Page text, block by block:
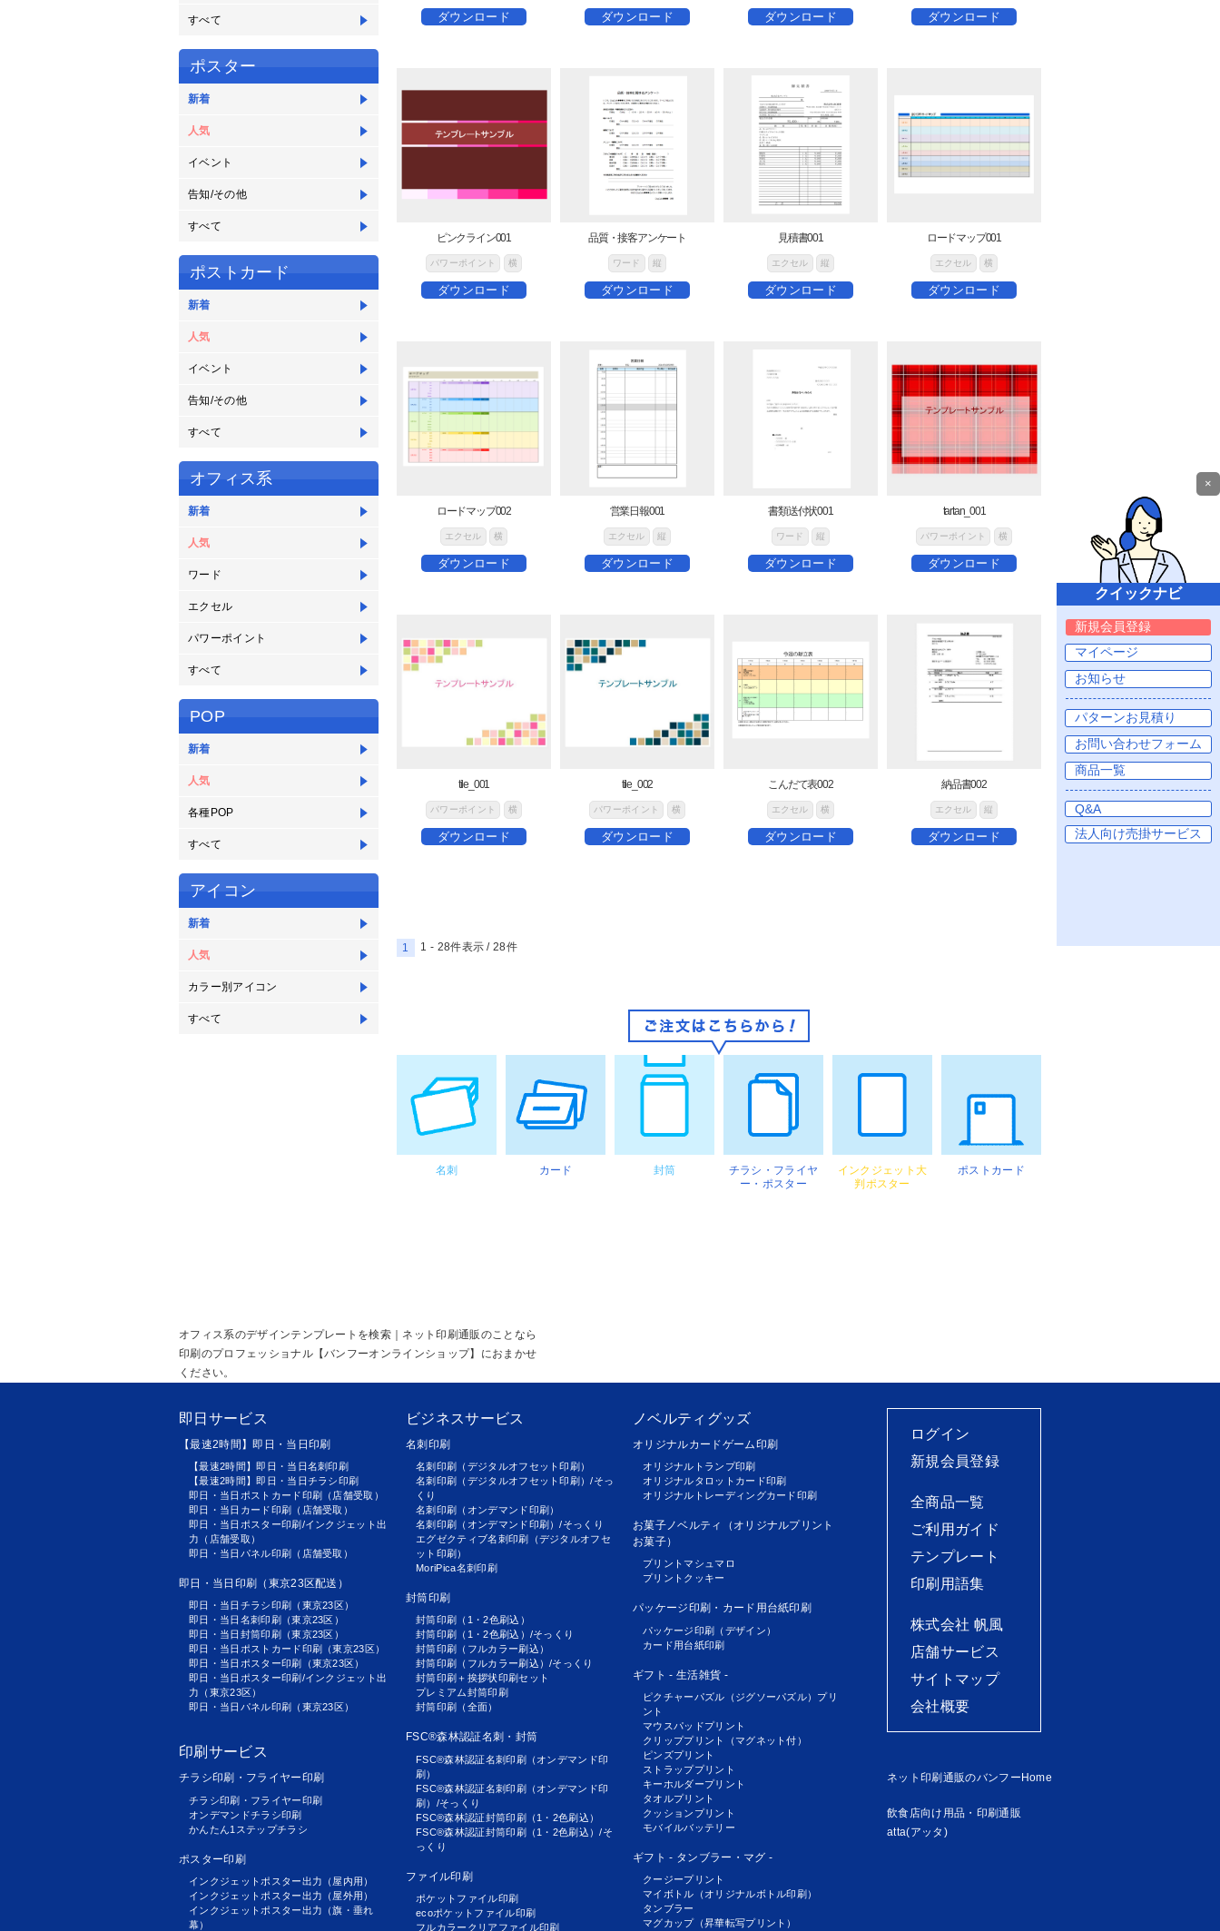
ダウンロード ダウンロード ダウンロード ダウンロード
ピンクライン001
パワーポイント 横
ダウンロード
品質・接客アンケート
ワード 縦
ダウンロード
見積書001
エクセル 縦
ダウンロード
ロードマップ001
エクセル 横
ダウンロード
ロードマップ002
エクセル 横
ダウンロード
営業日報001
エクセル 縦
ダウンロード
書類送付状001
ワード 縦
ダウンロード
tartan_001
パワーポイント 横
ダウンロード
tile_001
パワーポイント 横
ダウンロード
tile_002
パワーポイント 横
ダウンロード
こんだて表002
エクセル 横
ダウンロード
納品書002
エクセル 縦
ダウンロード
1 1 - 28件表示 /28件
名刺 カード 封筒
チラシ・フライヤ
ー・ポスター
インクジェット大
判ポスター
ポストカード
すべて
ポスター
新着
人気
イベント
告知/その他
すべて
ポストカード
新着
人気
イベント
告知/その他
すべて
オフィス系
新着
人気
ワード
エクセル
パワーポイント
すべて
POP
新着
人気
各種POP
すべて
アイコン
新着
人気
カラー別アイコン
すべて
オフィス系のデザインテンプレートを検索｜ネット印刷通販のことなら
印刷のプロフェッショナル【バンフーオンラインショップ】におまかせ
ください。
即日サービス
【最速2時間】即日・当日印刷
【最速2時間】即日・当日名刺印刷
【最速2時間】即日・当日チラシ印刷
即日・当日ポストカード印刷（店舗受取）
即日・当日カード印刷（店舗受取）
即日・当日ポスター印刷/インクジェット出
力（店舗受取）
即日・当日パネル印刷（店舗受取）
即日・当日印刷（東京23区配送）
即日・当日チラシ印刷（東京23区）
即日・当日名刺印刷（東京23区）
即日・当日封筒印刷（東京23区）
即日・当日ポストカード印刷（東京23区）
即日・当日ポスター印刷（東京23区）
即日・当日ポスター印刷/インクジェット出
力（東京23区）
即日・当日パネル印刷（東京23区）
印刷サービス
チラシ印刷・フライヤー印刷
チラシ印刷・フライヤー印刷
オンデマンドチラシ印刷
かんたん1ステップチラシ
ポスター印刷
インクジェットポスター出力（屋内用）
インクジェットポスター出力（屋外用）
インクジェットポスター出力（旗・垂れ
幕）
ビジネスサービス
名刺印刷
名刺印刷（デジタルオフセット印刷）
名刺印刷（デジタルオフセット印刷）/そっ
くり
名刺印刷（オンデマンド印刷）
名刺印刷（オンデマンド印刷）/そっくり
エグゼクティブ名刺印刷（デジタルオフセ
ット印刷）
MoriPica名刺印刷
封筒印刷
封筒印刷（1・2色刷込）
封筒印刷（1・2色刷込）/そっくり
封筒印刷（フルカラー刷込）
封筒印刷（フルカラー刷込）/そっくり
封筒印刷＋挨拶状印刷セット
プレミアム封筒印刷
封筒印刷（全面）
FSC®森林認証名刺・封筒
FSC®森林認証名刺印刷（オンデマンド印
刷）
FSC®森林認証名刺印刷（オンデマンド印
刷）/そっくり
FSC®森林認証封筒印刷（1・2色刷込）
FSC®森林認証封筒印刷（1・2色刷込）/そ
っくり
ファイル印刷
ポケットファイル印刷
ecoポケットファイル印刷
フルカラークリアファイル印刷
ノベルティグッズ
オリジナルカードゲーム印刷
オリジナルトランプ印刷
オリジナルタロットカード印刷
オリジナルトレーディングカード印刷
お菓子ノベルティ（オリジナルプリント
お菓子）
プリントマシュマロ
プリントクッキー
パッケージ印刷・カード用台紙印刷
パッケージ印刷（デザイン）
カード用台紙印刷
ギフト - 生活雑貨 -
ピクチャーパズル（ジグソーパズル）プリ
ント
マウスパッドプリント
クリッププリント（マグネット付）
ピンズプリント
ストラッププリント
キーホルダープリント
タオルプリント
クッションプリント
モバイルバッテリー
ギフト - タンブラー・マグ -
クージープリント
マイボトル（オリジナルボトル印刷）
タンブラー
マグカップ（昇華転写プリント）
ログイン
新規会員登録
全商品一覧
ご利用ガイド
テンプレート
印刷用語集
株式会社 帆風
店舗サービス
サイトマップ
会社概要
ネット印刷通販のバンフーHome
飲食店向け用品・印刷通販
atta(アッタ)
×